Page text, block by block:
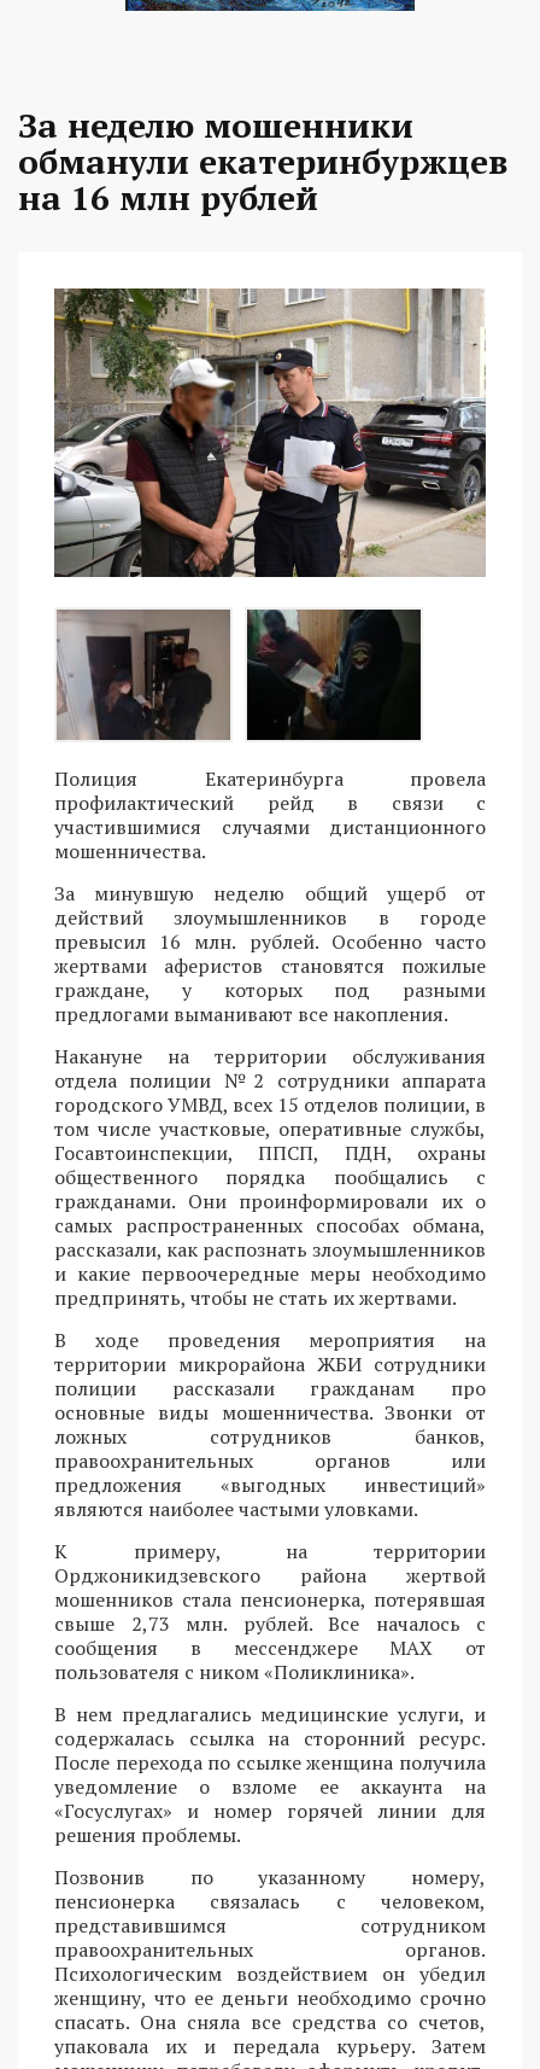
За неделю мошенники
обманули екатеринбуржцев
на 16 млн рублей
Полиция Екатеринбурга провела
профилактический рейд в связи с
участившимися случаями дистанционного
мошенничества.
За минувшую неделю общий ущерб от
действий злоумышленников в городе
превысил 16 млн. рублей. Особенно часто
жертвами аферистов становятся пожилые
граждане, у которых под разными
предлогами выманивают все накопления.
Накануне на территории обслуживания
отдела полиции №2 сотрудники аппарата
городского УМВД, всех 15 отделов полиции, в
том числе участковые, оперативные службы,
Госавтоинспекции, ППСП, ПДН, охраны
общественного порядка пообщались с
гражданами. Они проинформировали их о
самых распространенных способах обмана,
рассказали, как распознать злоумышленников
и какие первоочередные меры необходимо
предпринять, чтобы не стать их жертвами.
В ходе проведения мероприятия на
территории микрорайона ЖБИ сотрудники
полиции рассказали гражданам про
основные виды мошенничества. Звонки от
ложных сотрудников банков,
правоохранительных органов или
предложения «выгодных инвестиций»
являются наиболее частыми уловками.
К примеру, на территории
Орджоникидзевского района жертвой
мошенников стала пенсионерка, потерявшая
свыше 2,73 млн. рублей. Все началось с
сообщения в мессенджере MAX от
пользователя с ником «Поликлиника».
В нем предлагались медицинские услуги, и
содержалась ссылка на сторонний ресурс.
После перехода по ссылке женщина получила
уведомление о взломе ее аккаунта на
«Госуслугах» и номер горячей линии для
решения проблемы.
Позвонив по указанному номеру,
пенсионерка связалась с человеком,
представившимся сотрудником
правоохранительных органов.
Психологическим воздействием он убедил
женщину, что ее деньги необходимо срочно
спасать. Она сняла все средства со счетов,
упаковала их и передала курьеру. Затем